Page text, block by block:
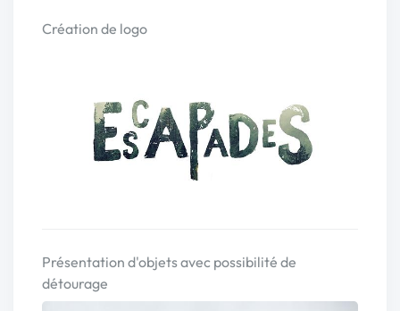
Création de logo
Présentation d'objets avec possibilité de
détourage